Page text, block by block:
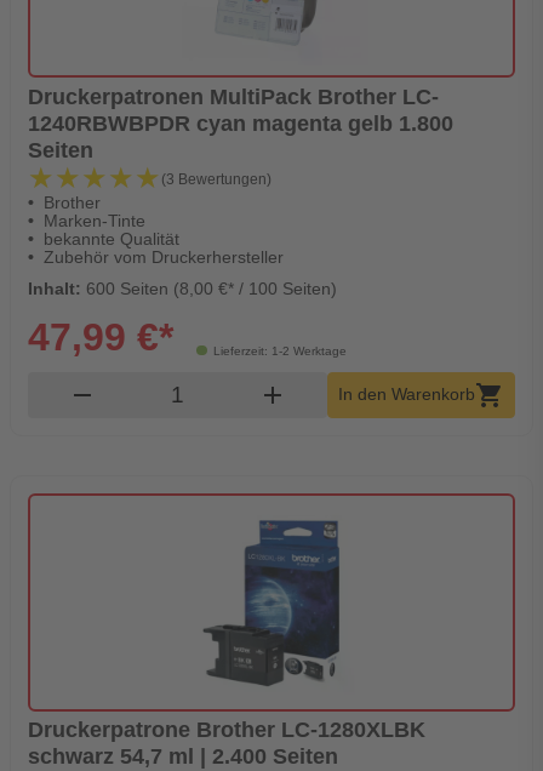
Druckerpatronen MultiPack Brother LC-
1240RBWBPDR cyan magenta gelb 1.800
Seiten
★★★★★
★★★★★ (3 Bewertungen)
Brother
Marken-Tinte
bekannte Qualität
Zubehör vom Druckerhersteller
Inhalt: 600 Seiten (8,00 €* / 100 Seiten)
Lieferzeit: 1-2 Werktage
47,99 €*
remove Produkt Warenkorb Menge
add In den Warenkorbshopping_cart
Druckerpatrone Brother LC-1280XLBK
schwarz 54,7 ml | 2.400 Seiten